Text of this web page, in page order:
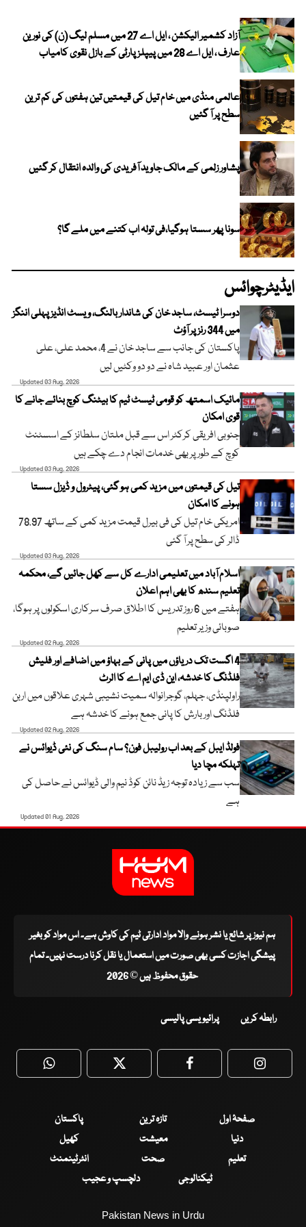
آزاد کشمیر الیکشن ، ایل اے 27 میں مسلم لیگ (ن) کی نورین
عارف ، ایل اے 28 میں پیپلز پارٹی کے بازل نقوی کامیاب
عالمی منڈی میں خام تیل کی قیمتیں تین ہفتوں کی کم ترین
سطح پر آ گئیں
پشاور زلمی کے مالک جاوید آفریدی کی والدہ انتقال کر گئیں
سونا پھر سستا ہوگیا،فی تولہ اب کتنے میں ملے گا؟
ایڈیٹرچوائس
دوسرا ٹیسٹ، ساجد خان کی شاندار بالنگ، ویسٹ انڈیز پہلی اننگز
میں 344 رنز پر آؤٹ
پاکستان کی جانب سے ساجد خان نے 4، محمد علی، علی
عثمان اور عبید شاہ نے دو دو وکٹیں لیں
Updated 03 Aug, 2026
مائیک اسمتھ کو قومی ٹیسٹ ٹیم کا بیٹنگ کوچ بنائے جانے کا
قوی امکان
جنوبی افریقی کرکٹر اس سے قبل ملتان سلطانز کے اسسٹنٹ
کوچ کے طور پر بھی خدمات انجام دے چکے ہیں
Updated 03 Aug, 2026
تیل کی قیمتوں میں مزید کمی ہو گئی، پیٹرول و ڈیزل سستا
ہونے کا امکان
امریکی خام تیل کی فی بیرل قیمت مزید کمی کے ساتھ 78.97
ڈالر کی سطح پر آ گئی
Updated 03 Aug, 2026
اسلام آباد میں تعلیمی ادارے کل سے کھل جائیں گے، محکمہ
تعلیم سندھ کا بھی اہم اعلان
ہفتے میں 6 روز تدریس کا اطلاق صرف سرکاری اسکولوں پر ہوگا،
صوبائی وزیر تعلیم
Updated 02 Aug, 2026
4 اگست تک دریاؤں میں پانی کے بہاؤ میں اضافے اور فلیش
فلڈنگ کا خدشہ، این ڈی ایم اے کا الرٹ
راولپنڈی، جہلم، گوجرانوالہ سمیت نشیبی شہری علاقوں میں اربن
فلڈنگ اور بارش کا پانی جمع ہونے کا خدشہ ہے
Updated 02 Aug, 2026
فولڈ ایبل کے بعد اب رولیبل فون؟ سام سنگ کی نئی ڈیوائس نے
تہلکہ مچا دیا
سب سے زیادہ توجہ زیڈ نائن کوڈ نیم والی ڈیوائس نے حاصل کی
ہے
Updated 01 Aug, 2026
ہم نیوز پر شائع یا نشر ہونے والا مواد ادارتی ٹیم کی کاوش ہے۔ اس مواد کو بغیر
پیشگی اجازت کسی بھی صورت میں استعمال یا نقل کرنا درست نہیں۔ تمام
حقوق محفوظ ہیں © 2026
رابطہ کریں پرائیویسی پالیسی
WhatsApp Twitter Facebook
صفحۂ اول تازہ ترین
پاکستان
دنیا
معیشت
کھیل
تعلیم
صحت
انٹرٹینمنٹ
ٹیکنالوجی
دلچسپ و عجیب
Pakistan News in Urdu